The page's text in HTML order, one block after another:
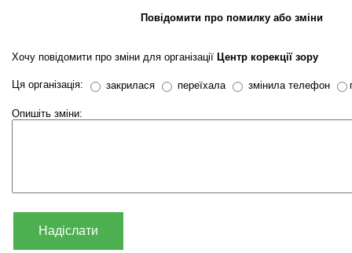
Повідомити про помилку або зміни
Хочу повідомити про зміни для організації Центр корекції зору
Ця організація: закрилася переїхала змінила телефон
Опишіть зміни:
Надіслати